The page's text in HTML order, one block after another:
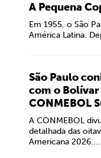
A Pequena
Em 1955, o São
América Latina.
São Paulo
com o Bolívar
CONMEBOL
A CONMEBOL
detalhada das
Americana 2026....